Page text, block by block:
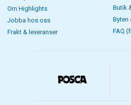
Om Highlights
Jobba hos oss
Frakt & leveranser
Butik
Byten
FAQ